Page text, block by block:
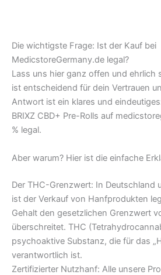
Die wichtigste Frage: Ist der Kauf bei
MedicstoreGermany.de legal?
Lass uns hier ganz offen und ehrlich
ist entscheidend für dein Vertrauen
Antwort ist ein klares und
BRIXZ CBD+ Pre-Rolls auf
% legal.
Aber warum? Hier ist die einfache
Der THC-Grenzwert: In Deutschland
ist der Verkauf von Hanfprodukten
Gehalt den gesetzlichen Grenzwert
überschreitet. THC
psychoaktive Substanz, die für das
verantwortlich ist.
Zertifizierter Nutzhanf: Alle unsere